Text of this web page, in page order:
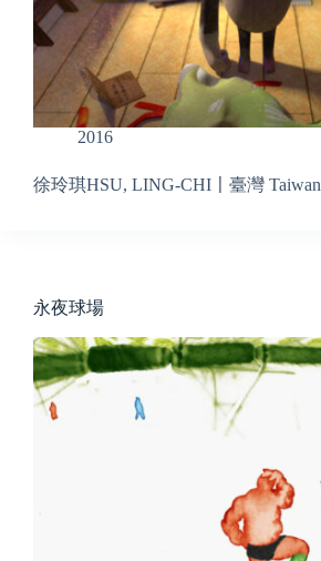
2016
徐玲琪HSU, LING-CHI〡臺灣 Taiwan
永夜球場